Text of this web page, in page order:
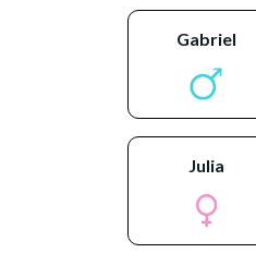
gabriel
julia